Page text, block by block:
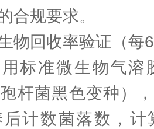
合规要求。
回收率验证（每6
准微生物气溶
杆菌黑色变种）
计数菌落数，